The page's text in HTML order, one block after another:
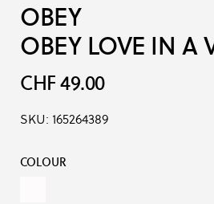
OBEY
OBEY LOVE IN A
CHF 49.00
SKU: 165264389
Produkt-Optionen:
COLOUR